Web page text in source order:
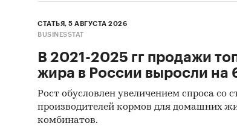
СТАТЬЯ, 5 АВГУСТА 2026
BUSINESSTAT
В 2021-2025 гг продажи
жира в России выросли на
Рост обусловлен увеличением спроса со
производителей кормов для домашних
комбинатов.